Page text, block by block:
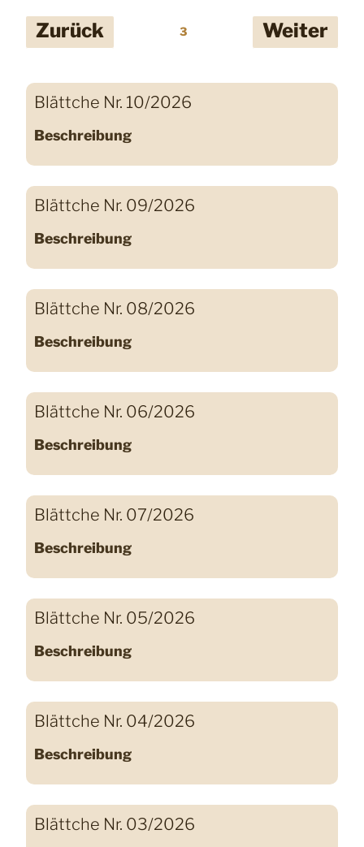
Seitennummerierung
Zurück 3 Weiter
Blättche Nr. 10/2026
Beschreibung
Blättche Nr. 09/2026
Beschreibung
Blättche Nr. 08/2026
Beschreibung
Blättche Nr. 06/2026
Beschreibung
Blättche Nr. 07/2026
Beschreibung
Blättche Nr. 05/2026
Beschreibung
Blättche Nr. 04/2026
Beschreibung
Blättche Nr. 03/2026